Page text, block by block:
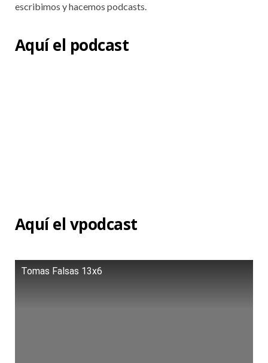
escribimos y hacemos podcasts.
Aquí el podcast
Aquí el vpodcast
Tomas Falsas 13x6